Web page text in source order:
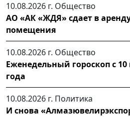
10.08.2026 г. Общество
АО «АК «ЖДЯ» сдает в
помещения
10.08.2026 г. Общество
Еженедельный гороскоп с 10
года
10.08.2026 г. Политика
И снова